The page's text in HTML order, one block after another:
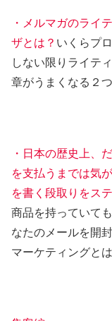
・メルマガのライ
ザとは？ いくらプ
しない限りライテ
章がうまくなる２
・日本の歴史上、
を支払うまでは気
を書く段取りをス
商品を持っていて
なたのメールを開
マーケティングと